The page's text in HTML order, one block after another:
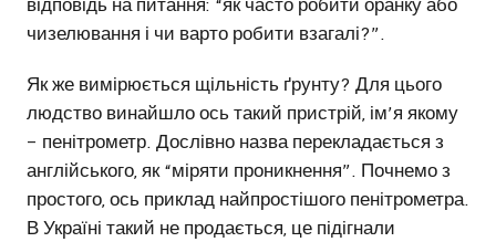
відповідь на питання: “як часто робити оранку або
чизелювання і чи варто робити взагалі?”.
Як же вимірюється щільність ґрунту? Для цього
людство винайшло ось такий пристрій, ім’я якому
– пенітрометр. Дослівно назва перекладається з
англійського, як “міряти проникнення”. Почнемо з
простого, ось приклад найпростішого пенітрометра.
В Україні такий не продається, це підігнали